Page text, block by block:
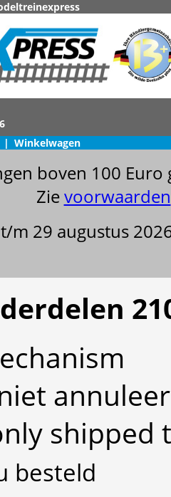
| Winkelwagen
boven 100
Zievoorwaarden
m 29 augustus
shipped
besteld